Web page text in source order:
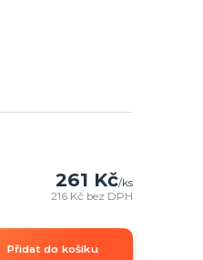
261 Kč/ks
216 Kč bez DPH
Přidat do košíku